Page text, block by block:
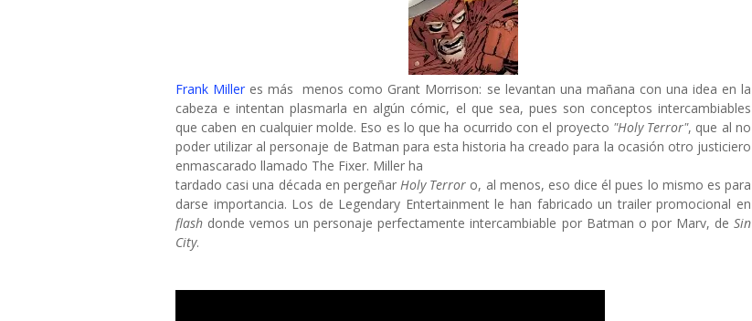
Frank Miller es más menos como Grant Morrison: se levantan una mañana con una idea en la
cabeza e intentan plasmarla en algún cómic, el que sea, pues son conceptos intercambiables
que caben en cualquier molde. Eso es lo que ha ocurrido con el proyecto "Holy Terror", que al no
poder utilizar al personaje de Batman para esta historia ha creado para la ocasión otro justiciero
enmascarado llamado The Fixer. Miller ha
tardado casi una década en pergeñar Holy Terror o, al menos, eso dice él pues lo mismo es para
darse importancia. Los de Legendary Entertainment le han fabricado un trailer promocional en
flash donde vemos un personaje perfectamente intercambiable por Batman o por Marv, de Sin
City.